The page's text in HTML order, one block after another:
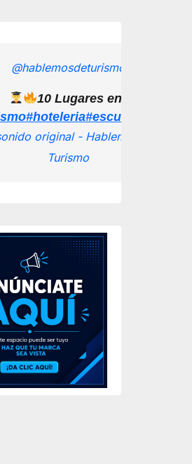
@hablemosdeturismomx
10 Lugares en los que
#hoteleria
original - Hablemos de
Turismo